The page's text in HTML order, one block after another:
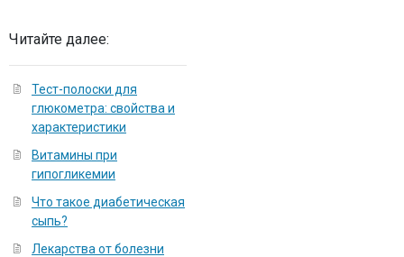
Читайте далее:
Тест-полоски для
глюкометра: свойства и
характеристики
Витамины при
гипогликемии
Что такое диабетическая
сыпь?
Лекарства от болезни